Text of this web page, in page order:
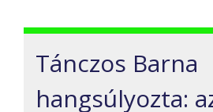
Tánczos Barna
hangsúlyozta: